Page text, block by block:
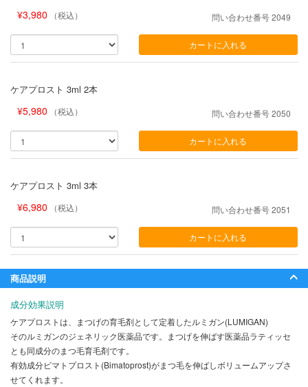
¥3,980 （税込） 問い合わせ番号2049
カートに入れる
ケアプロスト 3ml 2本
¥5,980 （税込） 問い合わせ番号2050
カートに入れる
ケアプロスト 3ml 3本
¥6,980 （税込） 問い合わせ番号2051
カートに入れる
商品説明
成分効果説明
ケアプロストは、まつげの育毛剤として定着したルミガン(LUMIGAN)
そのルミガンのジェネリック医薬品です。まつげを伸ばす医薬品ラティッセ
とも同成分のまつ毛育毛剤です。
有効成分ビマトプロスト(Bimatoprost)がまつ毛を伸ばしボリュームアップさ
せてくれます。